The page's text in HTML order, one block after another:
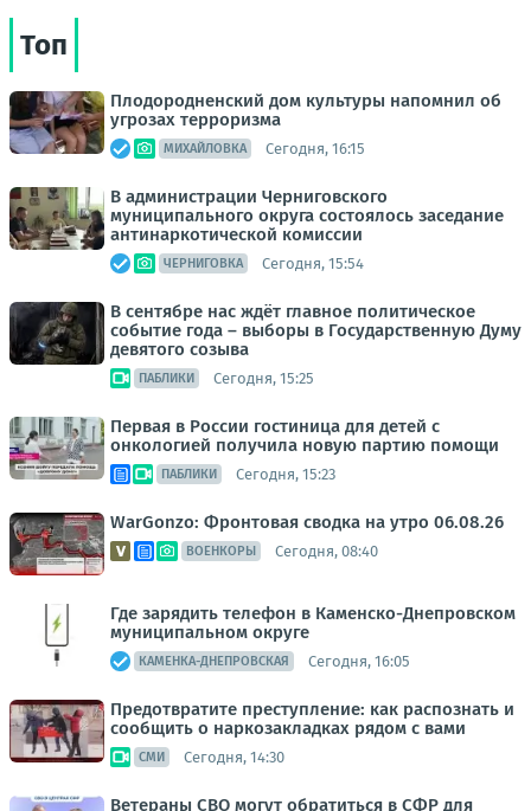
Топ
Плодородненский дом культуры напомнил об
угрозах терроризма
МИХАЙЛОВКА Сегодня, 16:15
В администрации Черниговского
муниципального округа состоялось заседание
антинаркотической комиссии
ЧЕРНИГОВКА Сегодня, 15:54
В сентябре нас ждёт главное политическое
событие года – выборы в Государственную Думу
девятого созыва
ПАБЛИКИ Сегодня, 15:25
Первая в России гостиница для детей с
онкологией получила новую партию помощи
ПАБЛИКИ Сегодня, 15:23
WarGonzo: Фронтовая сводка на утро 06.08.26
ВОЕНКОРЫ Сегодня, 08:40
Где зарядить телефон в Каменско-Днепровском
муниципальном округе
КАМЕНКА-ДНЕПРОВСКАЯ Сегодня, 16:05
Предотвратите преступление: как распознать и
сообщить о наркозакладках рядом с вами
СМИ Сегодня, 14:30
Ветераны СВО могут обратиться в СФР для